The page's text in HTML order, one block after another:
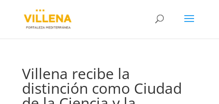
Villena recibe la
distinción como Ciudad